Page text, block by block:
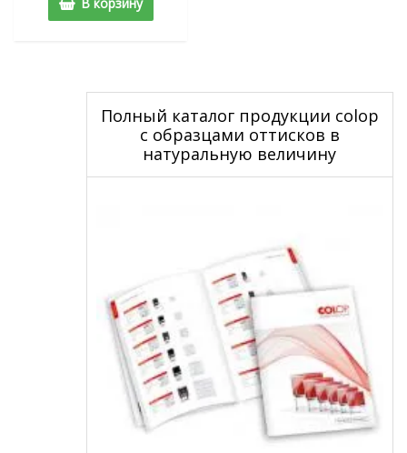
Полный каталог продукции colop
с образцами оттисков в
натуральную величину